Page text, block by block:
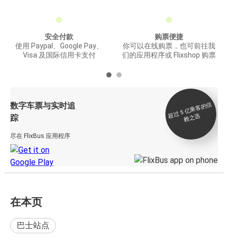
安全付款
使用 Paypal、Google Pay、
Visa 及国际信用卡支付
购票便捷
你可以在线购票，也可前往我
们的应用程序或 Flixshop 购票
数字车票与实时追
踪
尽在 FlixBus 应用程序
超
过 5
亿
乘
客
的
信
赖
之
选
在本页
巴士站点